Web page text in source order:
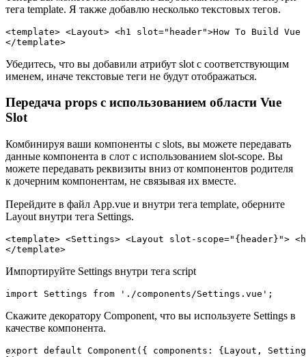
тега template. Я также добавлю несколько текстовых тегов.
<template> <Layout> <h1 slot="header">How To Build
Убедитесь, что вы добавили атрибут slot с соответствующим
именем, иначе текстовые теги не будут отображаться.
Передача props с использованием области Vue
Slot
Комбинируя ваши компоненты с slots, вы можете передавать
данные компонента в слот с использованием slot-scope. Вы
можете передавать реквизиты вниз от компонентов родителя
к дочерним компонентам, не связывая их вместе.
Перейдите в файл App.vue и внутри тега template, оберните
Layout внутри тега Settings.
<template> <Settings> <Layout slot-scope="{header}">
Импортируйте Settings внутри тега script
Скажите декоратору Component, что вы используете Settings в
качестве компонента.
export default Component({ components: {Layout,